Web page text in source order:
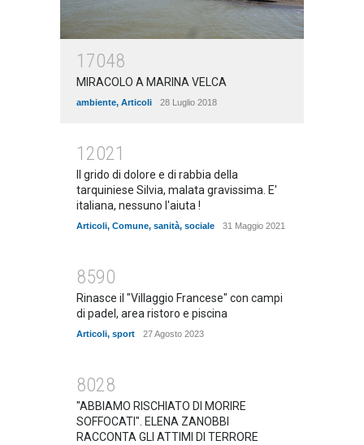
17048
MIRACOLO A MARINA VELCA
ambiente, Articoli 28 Luglio 2018
12021
Il grido di dolore e di rabbia della
tarquiniese Silvia, malata gravissima. E'
italiana, nessuno l'aiuta !
Articoli, Comune, sanità, sociale 31 Maggio 2021
8590
Rinasce il "Villaggio Francese" con campi
di padel, area ristoro e piscina
Articoli, sport 27 Agosto 2023
8028
"ABBIAMO RISCHIATO DI MORIRE
SOFFOCATI". ELENA ZANOBBI
RACCONTA GLI ATTIMI DI TERRORE